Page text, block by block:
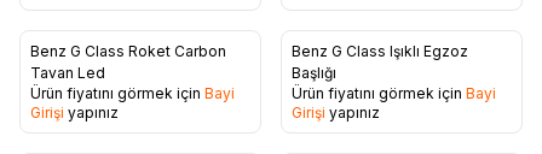
Favorilere Ekle
Benz G Class Roket Carbon
Tavan Led
Ürün fiyatını görmek için Bayi
Girişi yapınız
Favorilere Ekle
Benz G Class Işıklı Egzoz
Başlığı
Ürün fiyatını görmek için Bayi
Girişi yapınız